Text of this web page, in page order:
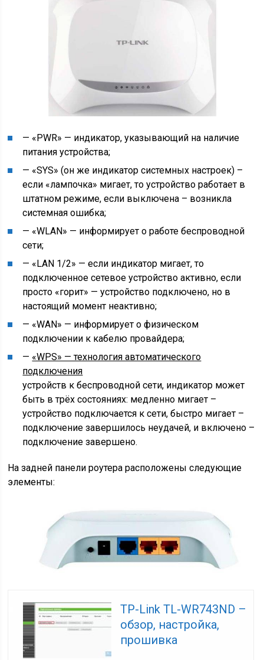
— «PWR» — индикатор, указывающий на наличие
питания устройства;
— «SYS» (он же индикатор системных настроек) –
если «лампочка» мигает, то устройство работает в
штатном режиме, если выключена – возникла
системная ошибка;
— «WLAN» — информирует о работе беспроводной
сети;
— «LAN 1/2» — если индикатор мигает, то
подключенное сетевое устройство активно, если
просто «горит» — устройство подключено, но в
настоящий момент неактивно;
— «WAN» — информирует о физическом
подключении к кабелю провайдера;
— «WPS» — технология автоматического
подключения
устройств к беспроводной сети, индикатор может
быть в трёх состояниях: медленно мигает –
устройство подключается к сети, быстро мигает –
подключение завершилось неудачей, и включено –
подключение завершено.
На задней панели роутера расположены следующие
элементы:
TP-Link TL-WR743ND –
обзор, настройка,
прошивка